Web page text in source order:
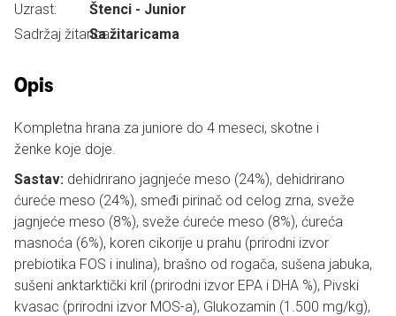
Uzrast:
Štenci - Junior
Sadržaj žitarica:Sa žitaricama
Opis
Kompletna hrana za juniore do 4 meseci, skotne i
ženke koje doje.
Sastav: dehidrirano jagnjeće meso (24%), dehidrirano
ćureće meso (24%), smeđi pirinač od celog zrna, sveže
jagnjeće meso (8%), sveže ćureće meso (8%), ćureća
masnoća (6%), koren cikorije u prahu (prirodni izvor
prebiotika FOS i inulina), brašno od rogača, sušena jabuka,
sušeni anktarktički kril (prirodni izvor EPA i DHA %), Pivski
kvasac (prirodni izvor MOS-a), Glukozamin (1.500 mg/kg),